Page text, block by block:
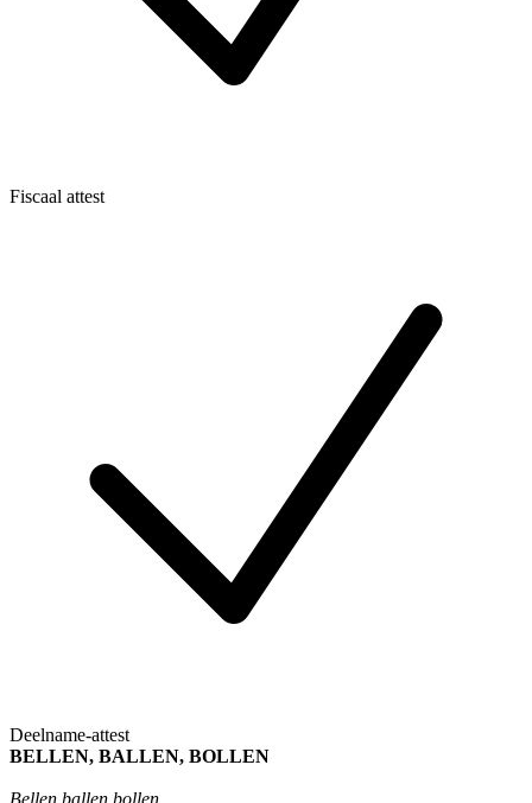
Fiscaal attest
Deelname-attest
BELLEN, BALLEN, BOLLEN
Bellen ballen bollen